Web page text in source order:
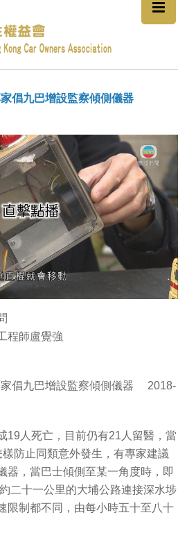
倡九巴增設監察傾側儀器
程師盧覺強
家倡九巴增設監察傾側儀器 2018-
19人死亡，目前仍有21人留醫，當
防止同類意外發生，有專家建議
器，當巴士傾側至某一角度時，即
二十一公里的大埔公路連接深水埗
限制都不同，由每小時五十至八十